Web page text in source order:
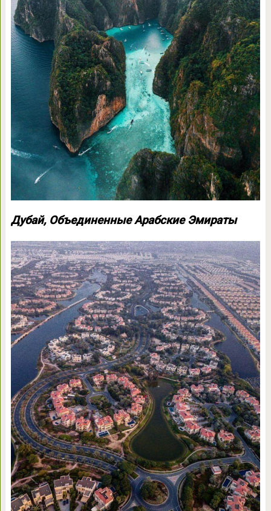
Дубай, Объединенные Арабские Эмираты